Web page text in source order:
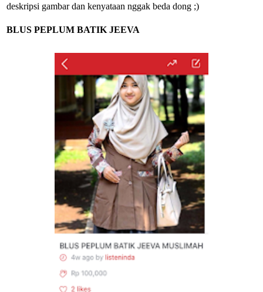
deskripsi gambar dan kenyataan nggak beda dong ;)
BLUS PEPLUM BATIK JEEVA